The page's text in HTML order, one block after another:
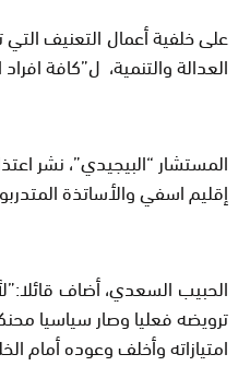
على خلفية أعمال التعنيف
العدالة والتنمية، ل”كافة
المستشار “البيجيدي”، نشر
إقليم اسفي والأساتذة
الحبيب السعدي، أضاف
ترويضه فعليا وصار سياسيا
امتيازاته وأخلف وعوده أمام